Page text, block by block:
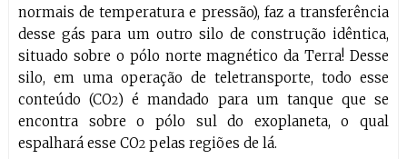
normais de temperatura e pressão), faz a transferência
desse gás para um outro silo de construção idêntica,
situado sobre o pólo norte magnético da Terra! Desse
silo, em uma operação de teletransporte, todo esse
conteúdo (CO2) é mandado para um tanque que se
encontra sobre o pólo sul do exoplaneta, o qual
espalhará esse CO2pelas regiões de lá.